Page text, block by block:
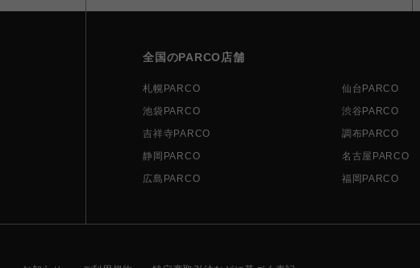
全国のPARCO店舗
札幌PARCO 仙台PARCO
池袋PARCO
渋谷PARCO
吉祥寺PARCO
調布PARCO
静岡PARCO
名古屋PARCO
広島PARCO
福岡PARCO